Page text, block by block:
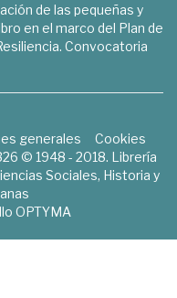
de las pequeñas y
en el marco del Plan de
Convocatoria
generales
Cookies
© 1948 - 2018. Librería
Sociales, Historia y
OPTYMA